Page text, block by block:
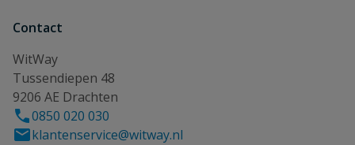
Contact
WitWay
Tussendiepen 48
9206 AE Drachten
0850 020 030
klantenservice@witway.nl